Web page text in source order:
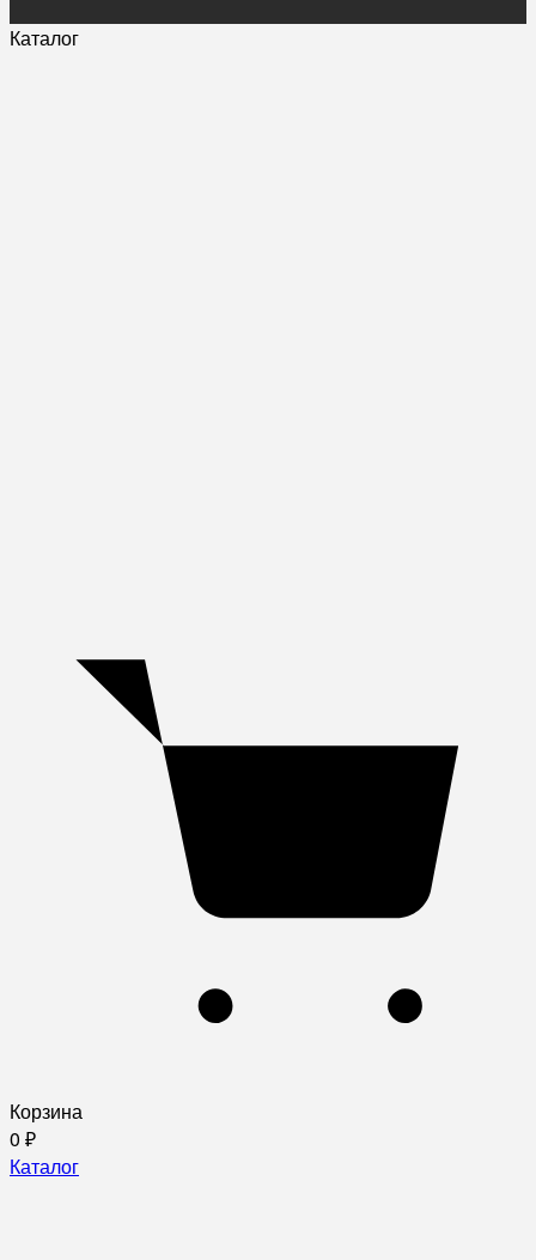
Каталог
Корзина
0 ₽
Каталог